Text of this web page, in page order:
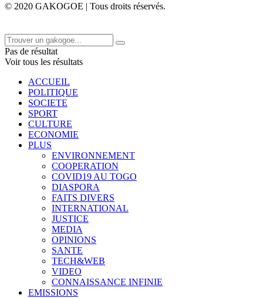
© 2020 GAKOGOE | Tous droits réservés.
Pas de résultat
Voir tous les résultats
ACCUEIL
POLITIQUE
SOCIETE
SPORT
CULTURE
ECONOMIE
PLUS
ENVIRONNEMENT
COOPERATION
COVID19 AU TOGO
DIASPORA
FAITS DIVERS
INTERNATIONAL
JUSTICE
MEDIA
OPINIONS
SANTE
TECH&WEB
VIDEO
CONNAISSANCE INFINIE
EMISSIONS